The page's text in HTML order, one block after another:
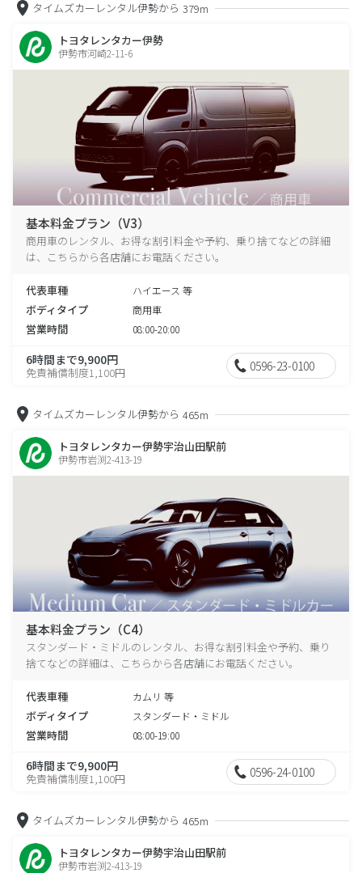
タイムズカーレンタル伊勢から 379m
トヨタレンタカー伊勢
伊勢市河崎2-11-6
基本料金プラン（V3）
商用車のレンタル、お得な割引料金や予約、乗り捨てなどの詳細
は、こちらから各店舗にお電話ください。
代表車種 ハイエース 等
ボディタイプ 商用車
営業時間 08:00-20:00
6時間まで9,900円
免責補償制度1,100円 0596-23-0100
タイムズカーレンタル伊勢から 465m
トヨタレンタカー伊勢宇治山田駅前
伊勢市岩渕2-413-19
基本料金プラン（C4）
スタンダード・ミドルのレンタル、お得な割引料金や予約、乗り
捨てなどの詳細は、こちらから各店舗にお電話ください。
代表車種 カムリ 等
ボディタイプ スタンダード・ミドル
営業時間 08:00-19:00
6時間まで9,900円
免責補償制度1,100円 0596-24-0100
タイムズカーレンタル伊勢から 465m
トヨタレンタカー伊勢宇治山田駅前
伊勢市岩渕2-413-19